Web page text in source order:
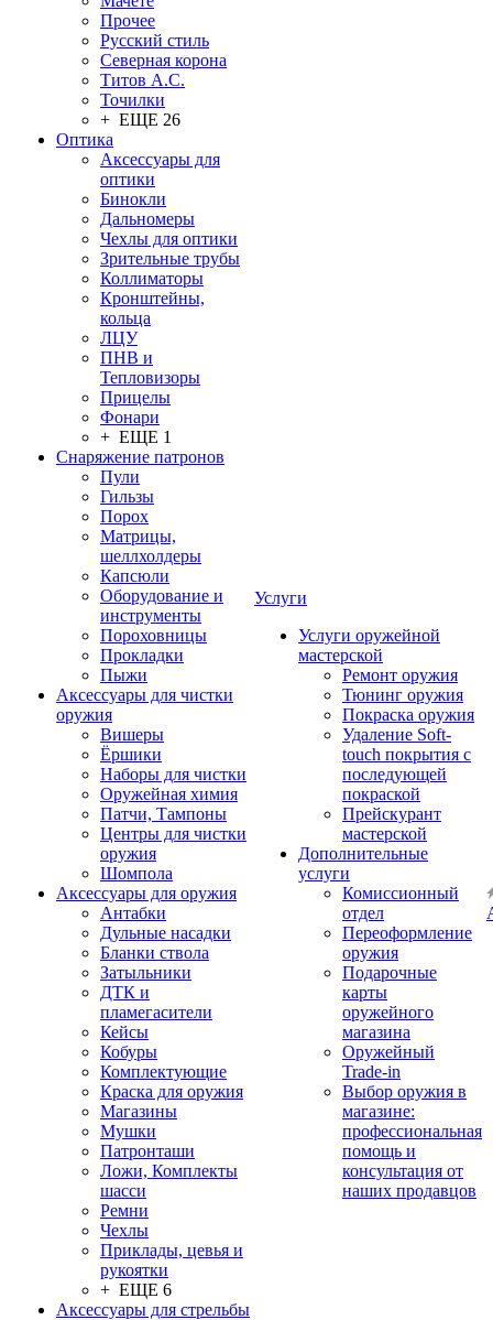
Прочее
Русский стиль
Северная корона
Титов А.С.
Точилки
+ ЕЩЕ 26
Оптика
Аксессуары для
оптики
Бинокли
Дальномеры
Чехлы для оптики
Зрительные трубы
Коллиматоры
Кронштейны,
кольца
ЛЦУ
ПНВ и
Тепловизоры
Прицелы
Фонари
+ ЕЩЕ 1
Снаряжение патронов
Пули
Гильзы
Порох
Матрицы,
шеллхолдеры
Капсюли
Оборудование и
инструменты
Пороховницы
Прокладки
Пыжи
Аксессуары для чистки
оружия
Вишеры
Ёршики
Наборы для чистки
Оружейная химия
Патчи, Тампоны
Центры для чистки
оружия
Шомпола
Аксессуары для оружия
Антабки
Дульные насадки
Бланки ствола
Затыльники
ДТК и
пламегасители
Кейсы
Кобуры
Комплектующие
Краска для оружия
Магазины
Мушки
Патронташи
Ложи, Комплекты
шасси
Ремни
Чехлы
Приклады, цевья и
рукоятки
+ ЕЩЕ 6
Аксессуары для стрельбы
Услуги
Услуги оружейной
мастерской
Ремонт оружия
Тюнинг оружия
Покраска оружия
Удаление Soft-
touch покрытия с
последующей
покраской
Прейскурант
мастерской
Дополнительные
услуги
Комиссионный
отдел
Переоформление
оружия
Подарочные
карты
оружейного
магазина
Оружейный
Trade-in
Выбор оружия в
магазине:
профессиональная
помощь и
консультация от
наших продавцов